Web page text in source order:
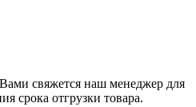
свяжется наш менеджер для
срока отгрузки товара.